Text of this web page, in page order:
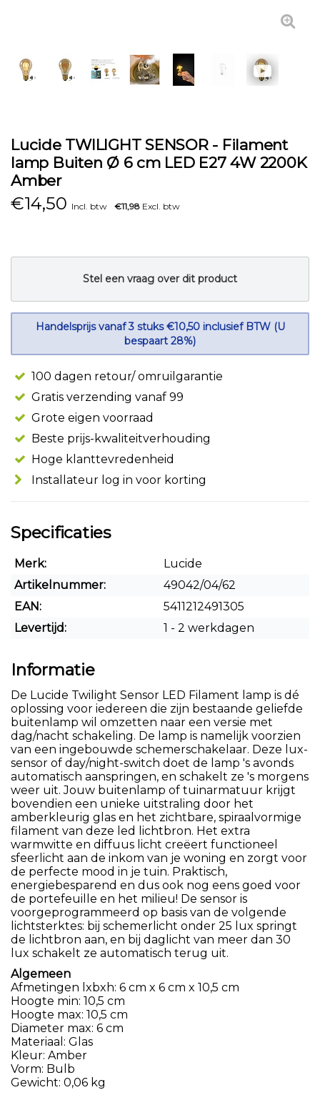
Lucide TWILIGHT SENSOR - Filament
lamp Buiten Ø 6 cm LED E27 4W 2200K
Amber
€14,50 Incl. btw €11,98 Excl. btw
Stel een vraag over dit product
Handelsprijs vanaf 3 stuks €10,50 inclusief BTW (U
bespaart 28%)
100 dagen retour/ omruilgarantie
Gratis verzending vanaf 99
Grote eigen voorraad
Beste prijs-kwaliteitverhouding
Hoge klanttevredenheid
Installateur log in voor korting
Specificaties
Merk:
Lucide
Artikelnummer:
49042/04/62
EAN:
5411212491305
Levertijd:
1 - 2 werkdagen
Informatie
De Lucide Twilight Sensor LED Filament lamp is dé
oplossing voor iedereen die zijn bestaande geliefde
buitenlamp wil omzetten naar een versie met
dag/nacht schakeling. De lamp is namelijk voorzien
van een ingebouwde schemerschakelaar. Deze lux-
sensor of day/night-switch doet de lamp 's avonds
automatisch aanspringen, en schakelt ze 's morgens
weer uit. Jouw buitenlamp of tuinarmatuur krijgt
bovendien een unieke uitstraling door het
amberkleurig glas en het zichtbare, spiraalvormige
filament van deze led lichtbron. Het extra
warmwitte en diffuus licht creëert functioneel
sfeerlicht aan de inkom van je woning en zorgt voor
de perfecte mood in je tuin. Praktisch,
energiebesparend en dus ook nog eens goed voor
de portefeuille en het milieu! De sensor is
voorgeprogrammeerd op basis van de volgende
lichtsterktes: bij schemerlicht onder 25 lux springt
de lichtbron aan, en bij daglicht van meer dan 30
lux schakelt ze automatisch terug uit.
Algemeen
Afmetingen lxbxh: 6 cm x 6 cm x 10,5 cm
Hoogte min: 10,5 cm
Hoogte max: 10,5 cm
Diameter max: 6 cm
Materiaal: Glas
Kleur: Amber
Vorm: Bulb
Gewicht: 0,06 kg